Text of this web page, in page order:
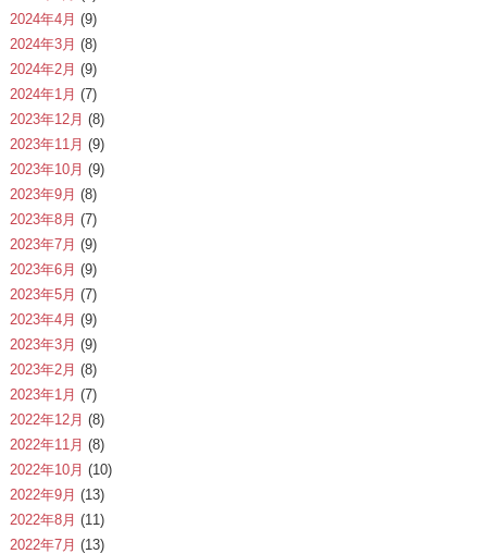
2024年4月 (9)
2024年3月 (8)
2024年2月 (9)
2024年1月 (7)
2023年12月 (8)
2023年11月 (9)
2023年10月 (9)
2023年9月 (8)
2023年8月 (7)
2023年7月 (9)
2023年6月 (9)
2023年5月 (7)
2023年4月 (9)
2023年3月 (9)
2023年2月 (8)
2023年1月 (7)
2022年12月 (8)
2022年11月 (8)
2022年10月 (10)
2022年9月 (13)
2022年8月 (11)
2022年7月 (13)